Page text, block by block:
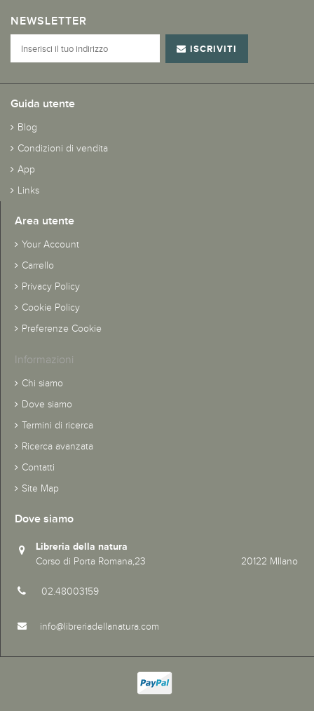
NEWSLETTER
ISCRIVITI
Guida utente
Blog
Condizioni di vendita
App
Links
Area utente
Your Account
Carrello
Privacy Policy
Cookie Policy
Preferenze Cookie
Informazioni
Chi siamo
Dove siamo
Termini di ricerca
Ricerca avanzata
Contatti
Site Map
Dove siamo
Libreria della natura
Corso di Porta Romana,23 20122 MIlano
02.48003159
info@libreriadellanatura.com